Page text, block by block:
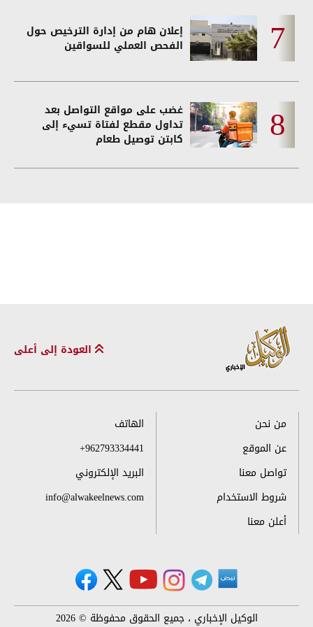
إعلان هام من إدارة الترخيص حول
الفحص العملي للسواقين
غضب على مواقع التواصل بعد
تداول مقطع لفتاة تسيء إلى
كابتن توصيل طعام
العودة إلى أعلى
من نحن
عن الموقع
تواصل معنا
شروط الاستخدام
أعلن معنا
الهاتف
+962793334441
البريد الإلكتروني
info@alwakeelnews.com
الوكيل الإخباري ، جميع الحقوق محفوظة © 2026